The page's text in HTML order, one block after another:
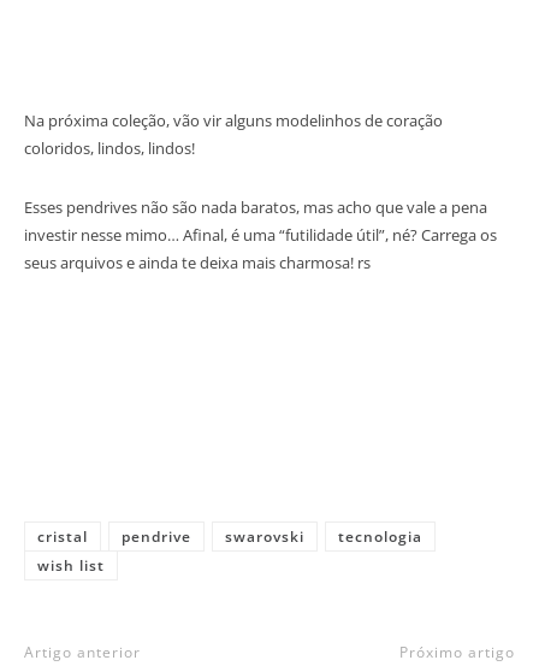
Na próxima coleção, vão vir alguns modelinhos de coração
coloridos, lindos, lindos!
Esses pendrives não são nada baratos, mas acho que vale a pena
investir nesse mimo… Afinal, é uma “futilidade útil”, né? Carrega os
seus arquivos e ainda te deixa mais charmosa! rs
cristal pendrive swarovski
tecnologia
wish list
Artigo anterior Próximo artigo